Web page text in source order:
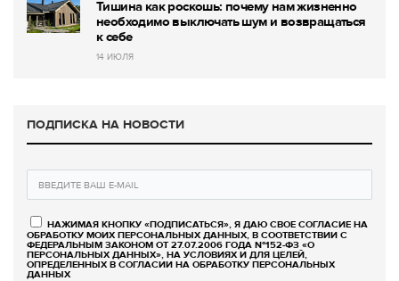
Тишина как роскошь: почему нам жизненно
необходимо выключать шум и возвращаться
к себе
14 ИЮЛЯ
ПОДПИСКА НА НОВОСТИ
НАЖИМАЯ КНОПКУ «ПОДПИСАТЬСЯ», Я ДАЮ СВОЕ СОГЛАСИЕ НА
ОБРАБОТКУ МОИХ ПЕРСОНАЛЬНЫХ ДАННЫХ, В СООТВЕТСТВИИ С
ФЕДЕРАЛЬНЫМ ЗАКОНОМ ОТ 27.07.2006 ГОДА №152-ФЗ «О
ПЕРСОНАЛЬНЫХ ДАННЫХ», НА УСЛОВИЯХ И ДЛЯ ЦЕЛЕЙ,
ОПРЕДЕЛЕННЫХ В СОГЛАСИИ НА ОБРАБОТКУ ПЕРСОНАЛЬНЫХ
ДАННЫХ